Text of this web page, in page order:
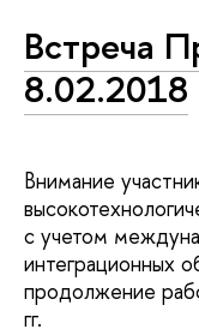
Встреча
8.02.2018
Внимание
с учетом
интеграционных
продолжение
гг.